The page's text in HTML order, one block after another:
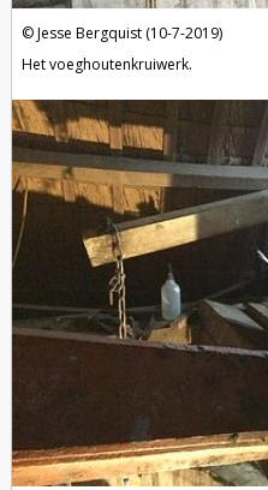
Jesse Bergquist (10-7-2019)
Het voeghoutenkruiwerk.